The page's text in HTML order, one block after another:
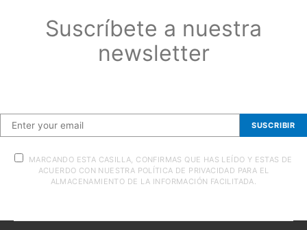
Suscríbete a nuestra
newsletter
SUSCRIBIR
MARCANDO ESTA CASILLA, CONFIRMAS QUE HAS LEÍDO Y ESTAS DE
ACUERDO CON NUESTRA POLÍTICA DE PRIVACIDAD PARA EL
ALMACENAMIENTO DE LA INFORMACIÓN FACILITADA.